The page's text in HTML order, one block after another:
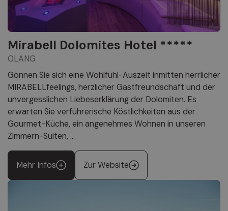
Mirabell Dolomites Hotel *****
OLANG
Gönnen Sie sich eine Wohlfühl-Auszeit inmitten herrlicher
MIRABELLfeelings, herzlicher Gastfreundschaft und der
unvergesslichen Liebeserklärung der Dolomiten. Es
erwarten Sie verführerische Köstlichkeiten aus der
Gourmet-Küche, ein angenehmes Wohnen in unseren
Zimmern-Suiten, ...
Mehr Infos Zur Website